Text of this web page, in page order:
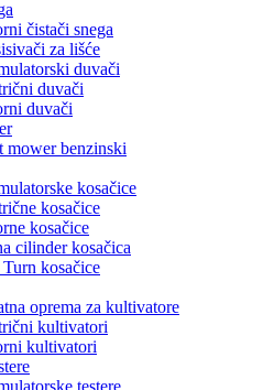
čistači snega
za lišće
duvači
duvači
duvači
mower benzinski
kosačice
kosačice
kosačice
cilinder kosačica
kosačice
oprema za kultivatore
kultivatori
kultivatori
testere